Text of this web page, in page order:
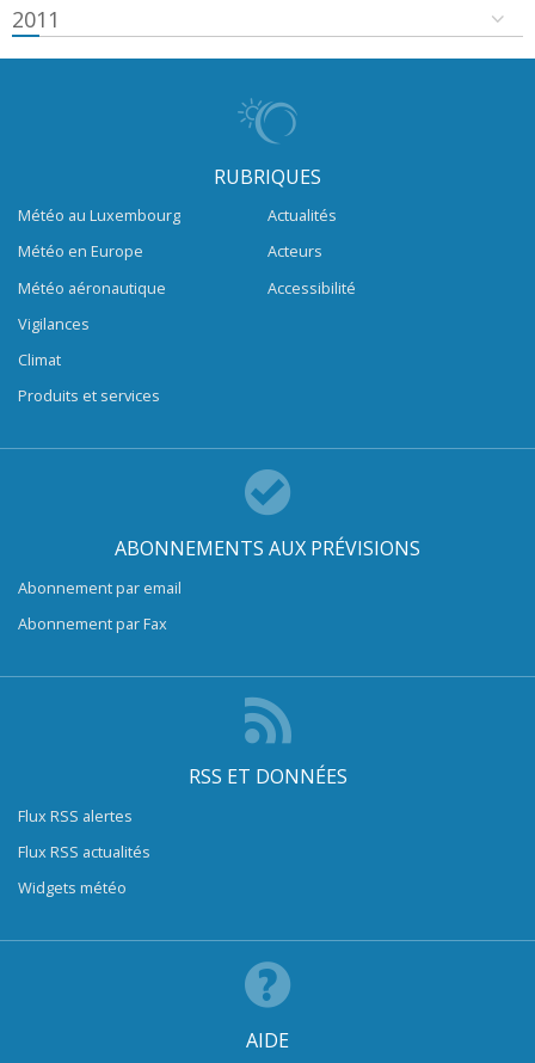
2011
RUBRIQUES
Météo au Luxembourg
Météo en Europe
Météo aéronautique
Vigilances
Climat
Produits et services
Actualités
Acteurs
Accessibilité
ABONNEMENTS AUX PRÉVISIONS
Abonnement par email
Abonnement par Fax
RSS ET DONNÉES
Flux RSS alertes
Flux RSS actualités
Widgets météo
AIDE